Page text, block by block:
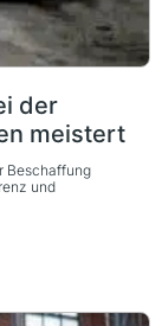
der
meistert
Beschaffung
und